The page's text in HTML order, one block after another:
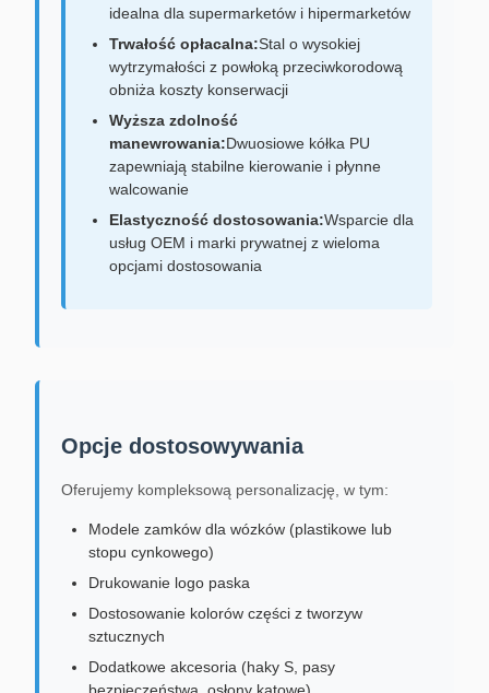
idealna dla supermarketów i hipermarketów
Trwałość opłacalna:Stal o wysokiej
wytrzymałości z powłoką przeciwkorodową
obniża koszty konserwacji
Wyższa zdolność
manewrowania:Dwuosiowe kółka PU
zapewniają stabilne kierowanie i płynne
walcowanie
Elastyczność dostosowania:Wsparcie dla
usług OEM i marki prywatnej z wieloma
opcjami dostosowania
Opcje dostosowywania
Oferujemy kompleksową personalizację, w tym:
Modele zamków dla wózków (plastikowe lub
stopu cynkowego)
Drukowanie logo paska
Dostosowanie kolorów części z tworzyw
sztucznych
Dodatkowe akcesoria (haky S, pasy